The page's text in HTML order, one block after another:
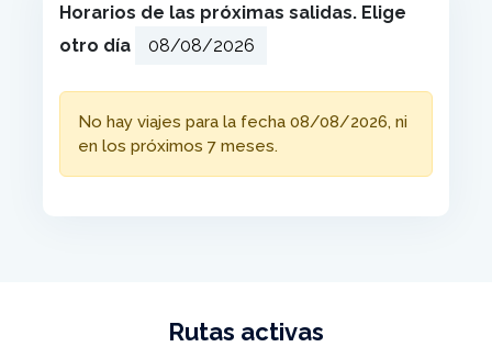
Horarios de las próximas salidas. Elige
otro día
No hay viajes para la fecha 08/08/2026, ni
en los próximos 7 meses.
Rutas activas